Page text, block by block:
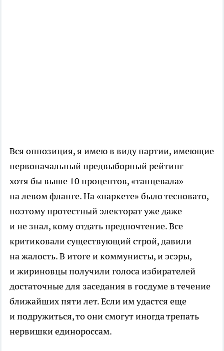
Вся оппозиция, я имею в виду партии, имеющие
первоначальный предвыборный рейтинг
хотя бы выше 10 процентов, «танцевала»
на левом фланге. На «паркете» было тесновато,
поэтому протестный электорат уже даже
и не знал, кому отдать предпочтение. Все
критиковали существующий строй, давили
на жалость. В итоге и коммунисты, и эсэры,
и жириновцы получили голоса избирателей
достаточные для заседания в госдуме в течение
ближайших пяти лет. Если им удастся еще
и подружиться, то они смогут иногда трепать
нервишки единороссам.